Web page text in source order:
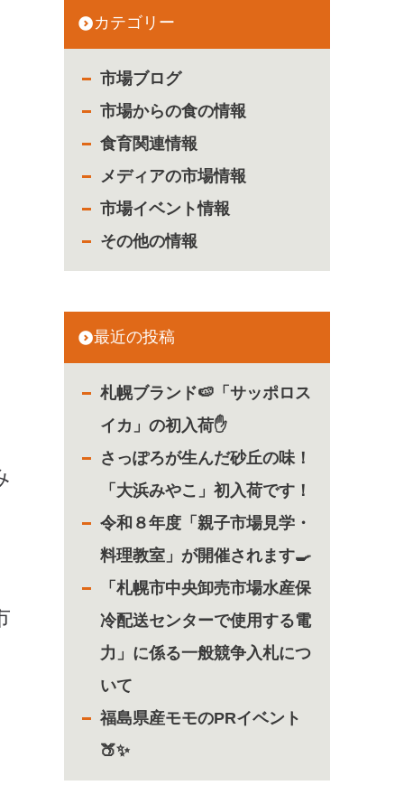
カテゴリー
市場ブログ
市場からの食の情報
食育関連情報
メディアの市場情報
市場イベント情報
その他の情報
最近の投稿
札幌ブランド🍉「サッポロス
イカ」の初入荷✋
さっぽろが生んだ砂丘の味！
「大浜みやこ」初入荷です！
令和８年度「親子市場見学・
料理教室」が開催されます🍳
「札幌市中央卸売市場水産保
冷配送センターで使用する電
力」に係る一般競争入札につ
いて
福島県産モモのPRイベント
🍑✨